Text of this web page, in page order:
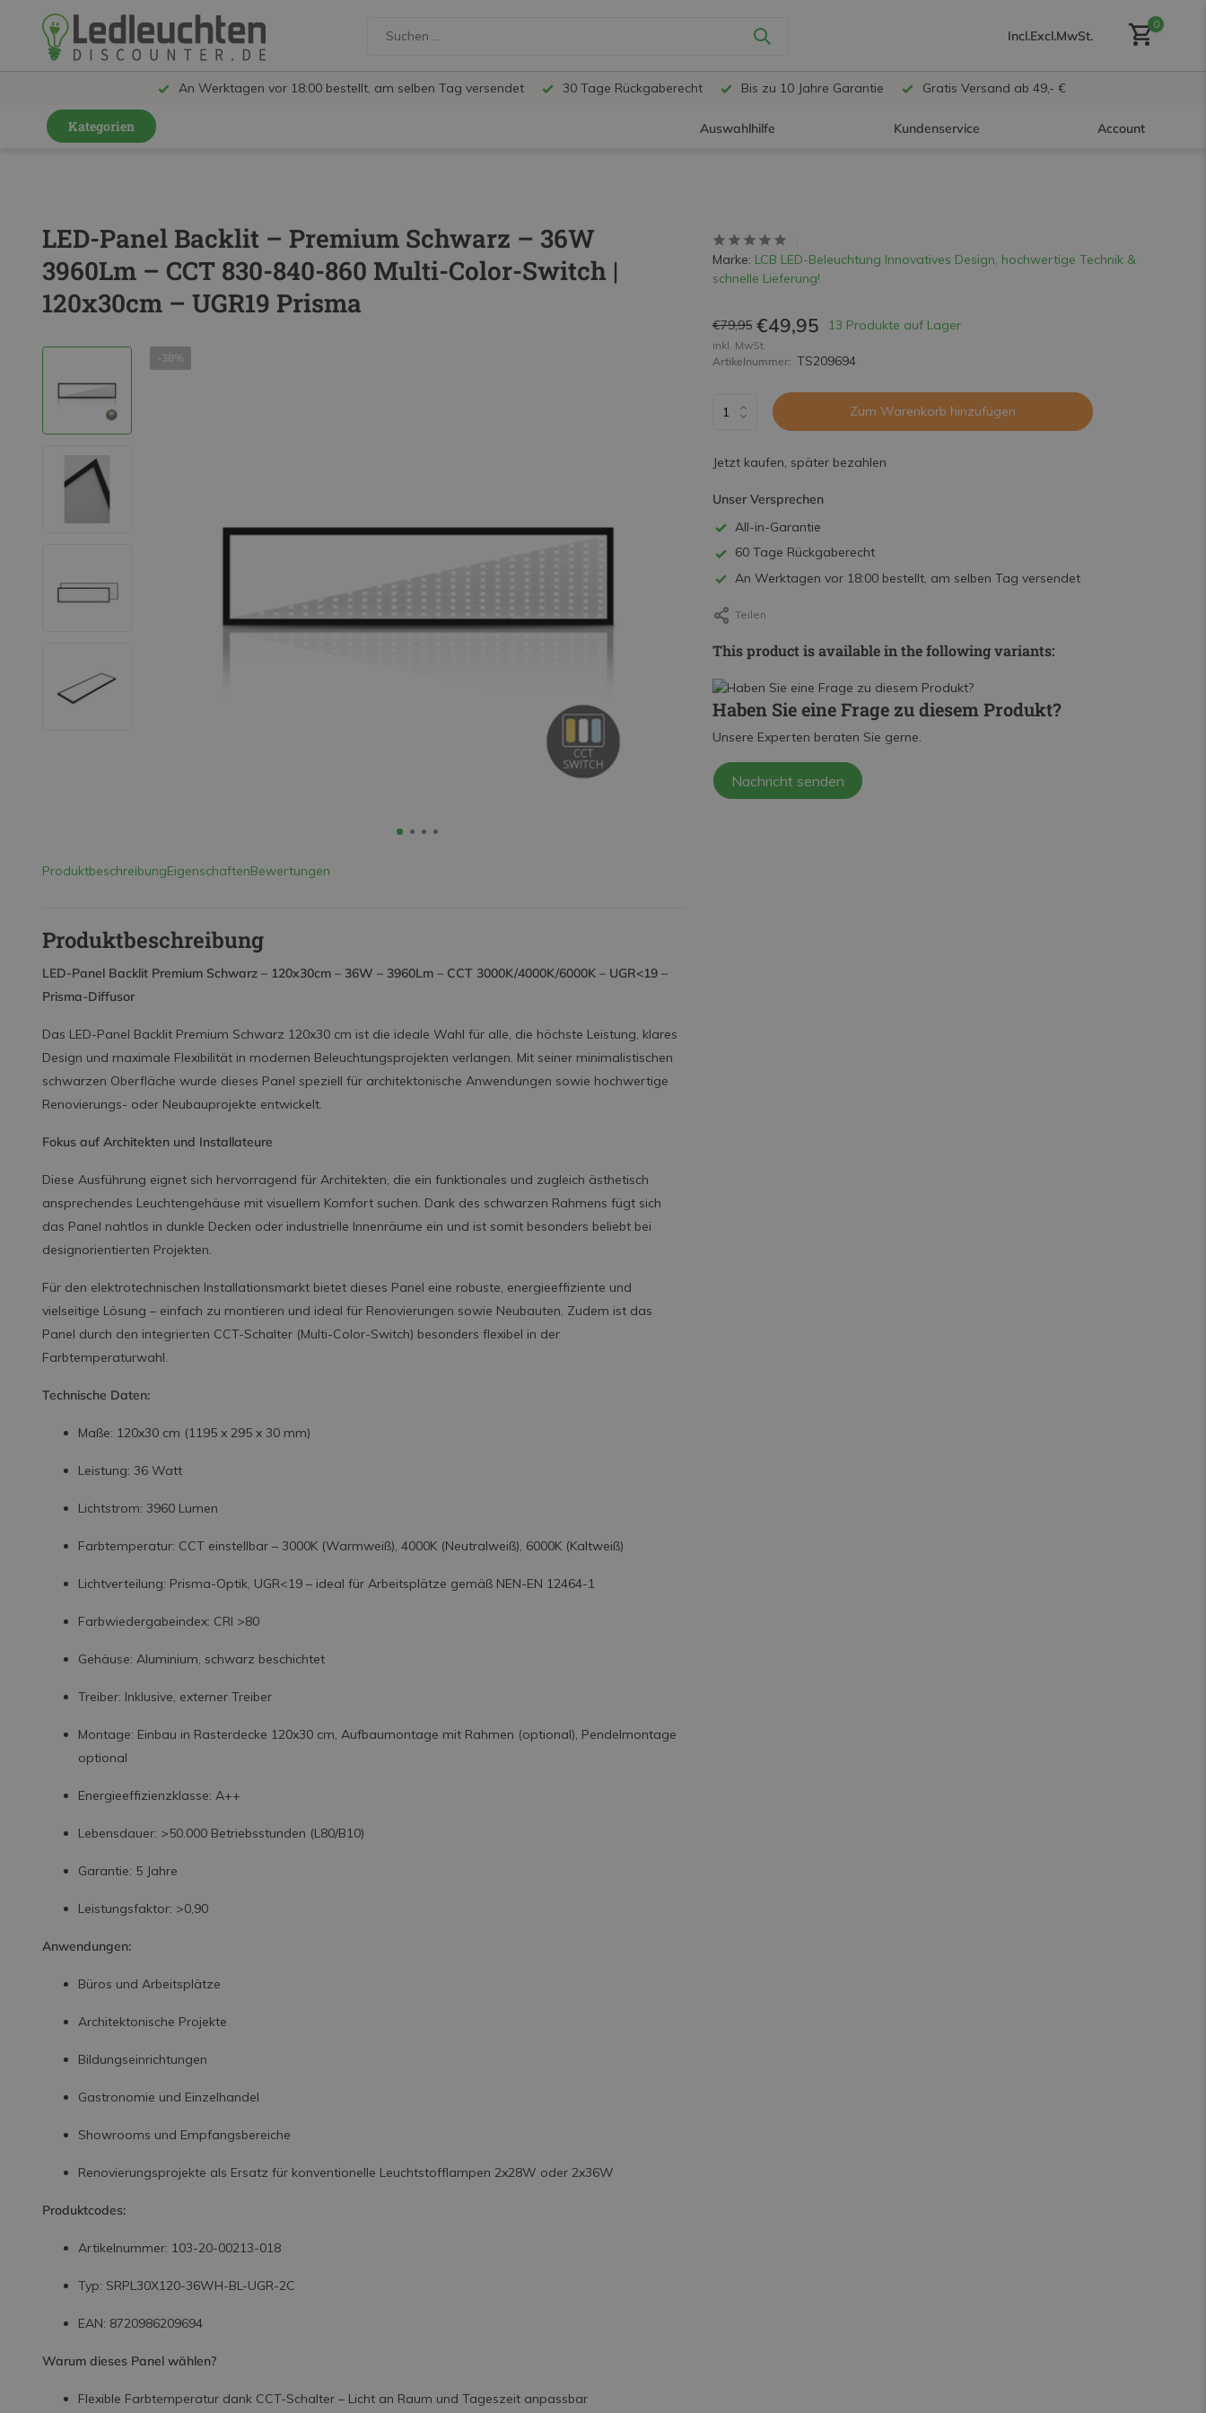
Incl.Excl.MwSt.
0
An Werktagen vor 18:00 bestellt, am selben Tag versendet 30 Tage Rückgaberecht Bis zu 10 Jahre Garantie Gratis Versand ab 49,- €
Kategorien Auswahlhilfe Kundenservice Account
LED Schienensystem Lampen
Innenleuchten
Feuchtraumleuchten IP65
Außenleuchten
LED Leuchtstoffröhren
LED Leuchtbänder
Dekorative Beleuchtung
SALE
LED-Panel Backlit – Premium Schwarz – 36W
3960Lm – CCT 830-840-860 Multi-Color-Switch |
120x30cm – UGR19 Prisma
-38%
ProduktbeschreibungEigenschaftenBewertungen
Produktbeschreibung
LED-Panel Backlit Premium Schwarz – 120x30cm – 36W – 3960Lm – CCT 3000K/4000K/6000K – UGR<19 –
Prisma-Diffusor
Das LED-Panel Backlit Premium Schwarz 120x30 cm ist die ideale Wahl für alle, die höchste Leistung, klares
Design und maximale Flexibilität in modernen Beleuchtungsprojekten verlangen. Mit seiner minimalistischen
schwarzen Oberfläche wurde dieses Panel speziell für architektonische Anwendungen sowie hochwertige
Renovierungs- oder Neubauprojekte entwickelt.
Fokus auf Architekten und Installateure
Diese Ausführung eignet sich hervorragend für Architekten, die ein funktionales und zugleich ästhetisch
ansprechendes Leuchtengehäuse mit visuellem Komfort suchen. Dank des schwarzen Rahmens fügt sich
das Panel nahtlos in dunkle Decken oder industrielle Innenräume ein und ist somit besonders beliebt bei
designorientierten Projekten.
Für den elektrotechnischen Installationsmarkt bietet dieses Panel eine robuste, energieeffiziente und
vielseitige Lösung – einfach zu montieren und ideal für Renovierungen sowie Neubauten. Zudem ist das
Panel durch den integrierten CCT-Schalter (Multi-Color-Switch) besonders flexibel in der
Farbtemperaturwahl.
Technische Daten:
Maße: 120x30 cm (1195 x 295 x 30 mm)
Leistung: 36 Watt
Lichtstrom: 3960 Lumen
Farbtemperatur: CCT einstellbar – 3000K (Warmweiß), 4000K (Neutralweiß), 6000K (Kaltweiß)
Lichtverteilung: Prisma-Optik, UGR<19 – ideal für Arbeitsplätze gemäß NEN-EN 12464-1
Farbwiedergabeindex: CRI >80
Gehäuse: Aluminium, schwarz beschichtet
Treiber: Inklusive, externer Treiber
Montage: Einbau in Rasterdecke 120x30 cm, Aufbaumontage mit Rahmen (optional), Pendelmontage
optional
Energieeffizienzklasse: A++
Lebensdauer: >50.000 Betriebsstunden (L80/B10)
Garantie: 5 Jahre
Leistungsfaktor: >0,90
Anwendungen:
Büros und Arbeitsplätze
Architektonische Projekte
Bildungseinrichtungen
Gastronomie und Einzelhandel
Showrooms und Empfangsbereiche
Renovierungsprojekte als Ersatz für konventionelle Leuchtstofflampen 2x28W oder 2x36W
Produktcodes:
Artikelnummer: 103-20-00213-018
Typ: SRPL30X120-36WH-BL-UGR-2C
EAN: 8720986209694
Warum dieses Panel wählen?
Flexible Farbtemperatur dank CCT-Schalter – Licht an Raum und Tageszeit anpassbar
Marke: LCB LED-Beleuchtung Innovatives Design, hochwertige Technik &
schnelle Lieferung!
€79,95 €49,95 13 Produkte auf Lager
inkl. MwSt.
Artikelnummer: TS209694
Zum Warenkorb hinzufügen
Jetzt kaufen, später bezahlen
Unser Versprechen
All-in-Garantie
60 Tage Rückgaberecht
An Werktagen vor 18:00 bestellt, am selben Tag versendet
Teilen
This product is available in the following variants:
Haben Sie eine Frage zu diesem Produkt?
Unsere Experten beraten Sie gerne.
Nachricht senden